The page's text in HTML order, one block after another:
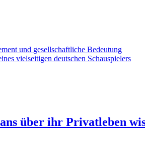
und gesellschaftliche Bedeutung
vielseitigen deutschen Schauspielers
über ihr Privatleben